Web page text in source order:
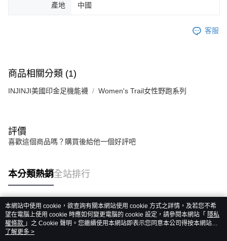
產地 中國
客服
商品相關分類 (1)
INJINJI美國印金足機能襪 Women's Trail女性野跑系列
評價
喜歡這個商品嗎？購買後給他一個好評吧
本分類熱銷全站排行
熱門標籤
本網站中使用 cookie，欲查詢有關本網站使用 cookie 方式之詳情，及若您不希
望在電腦上使用 cookie 時應如何變更電腦的 cookie 設定，請參閱本網站「 隱私
權條款 」之 Cookie 聲明。您繼續使用本網站即表示您同意本公司得按本網站使
用條款之 Cookie 聲明使用 cookie。
了解更多 >